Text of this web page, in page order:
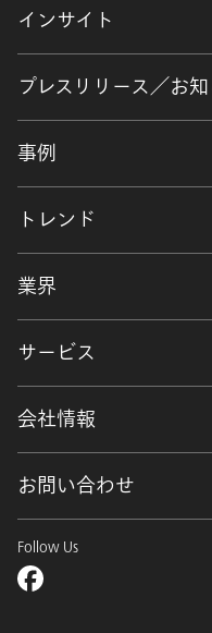
インサイト
プレスリリース／お
事例
トレンド
業界
サービス
会社情報
お問い合わせ
Follow Us